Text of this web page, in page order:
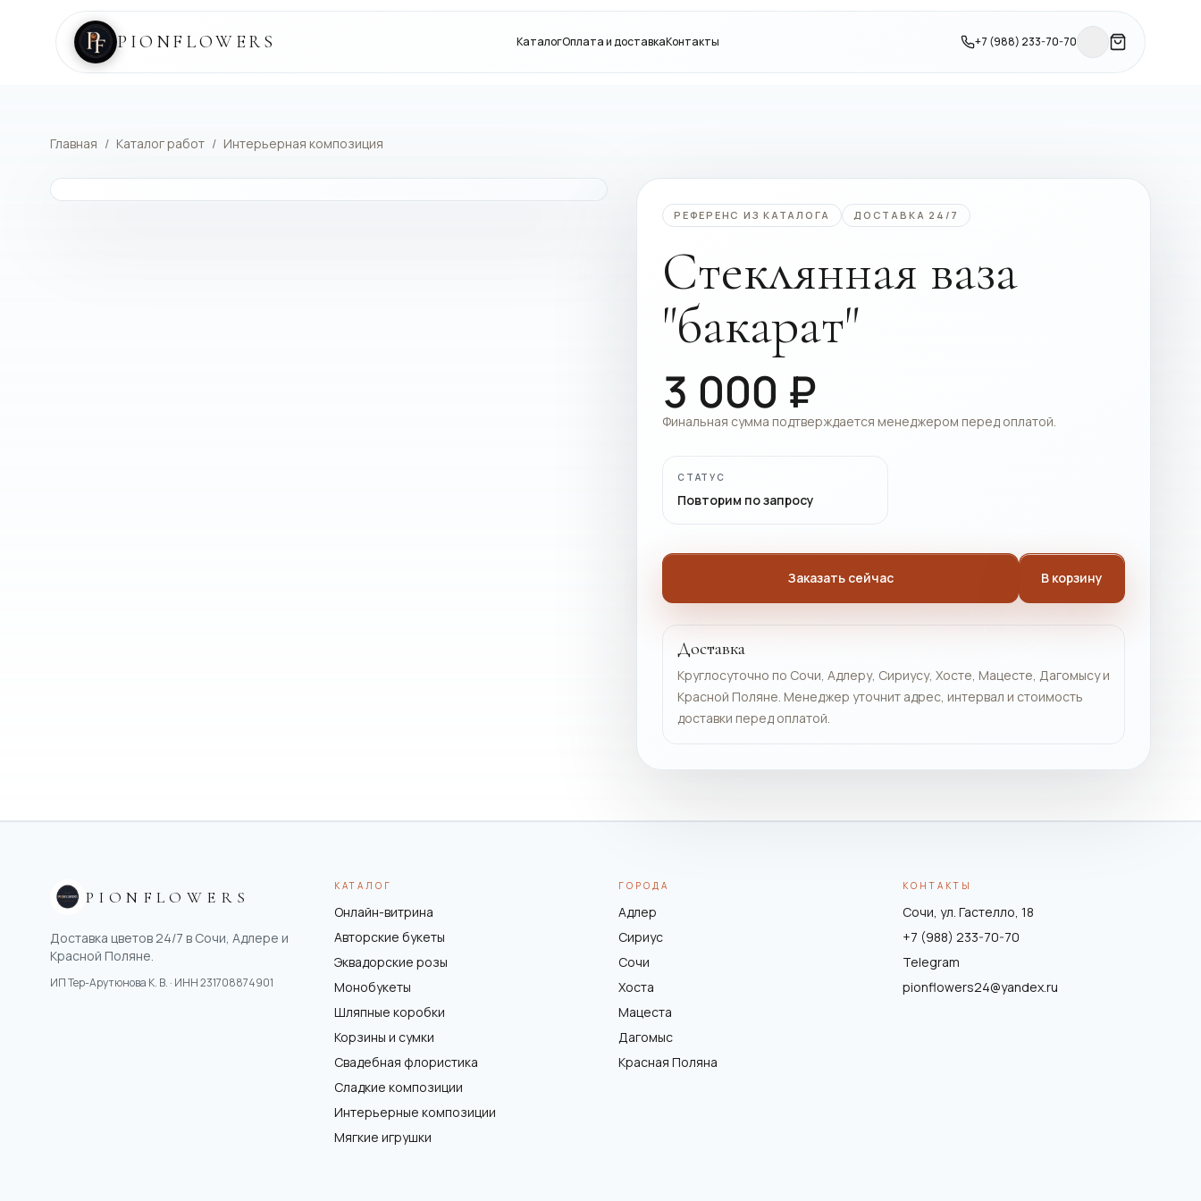
PIONFLOWERS КаталогОплата и доставкаКонтакты +7 (988) 233-70-70
Главная / Каталог работ / Интерьерная композиция
РЕФЕРЕНС ИЗ КАТАЛОГА ДОСТАВКА 24/7
Стеклянная ваза
"бакарат"
3 000 ₽
Финальная сумма подтверждается менеджером перед оплатой.
СТАТУС
Повторим по запросу
Заказать сейчас В корзину
Доставка
Круглосуточно по Сочи, Адлеру, Сириусу, Хосте, Мацесте, Дагомысу и
Красной Поляне. Менеджер уточнит адрес, интервал и стоимость
доставки перед оплатой.
PIONFLOWERS
Доставка цветов 24/7 в Сочи, Адлере и
Красной Поляне.
ИП Тер-Арутюнова К. В. · ИНН231708874901
КАТАЛОГ
Онлайн-витрина
Авторские букеты
Эквадорские розы
Монобукеты
Шляпные коробки
Корзины и сумки
Свадебная флористика
Сладкие композиции
Интерьерные композиции
Мягкие игрушки
ГОРОДА
Адлер
Сириус
Сочи
Хоста
Мацеста
Дагомыс
Красная Поляна
КОНТАКТЫ
Сочи, ул. Гастелло, 18
+7 (988) 233-70-70
Telegram
pionflowers24@yandex.ru